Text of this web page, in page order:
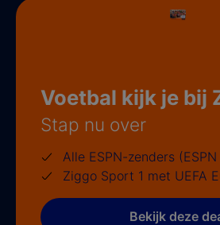
Voetbal kijk je bij
Stap nu over
Alle ESPN-zenders
Ziggo Sport 1 met UEFA
Bekijk deze